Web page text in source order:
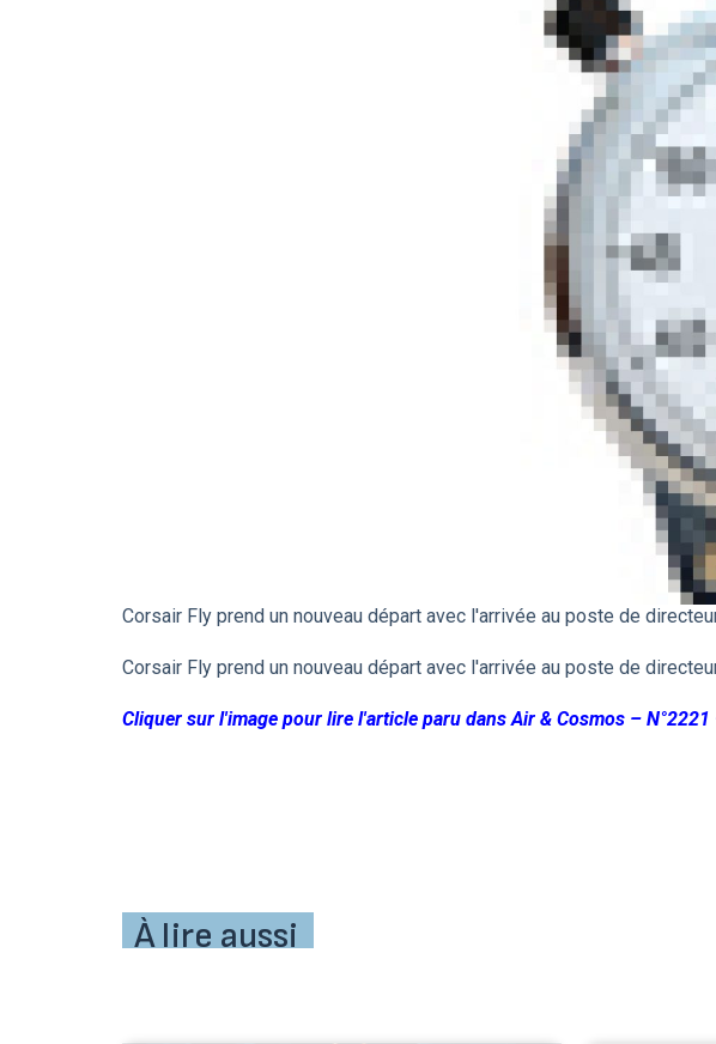
Corsair Fly prend un nouveau départ avec l'arrivée au poste de
Corsair Fly prend un nouveau départ avec l'arrivée au poste de
Cliquer sur l'image pour lire l'article paru dans Air & Cosmos –
À lire aussi